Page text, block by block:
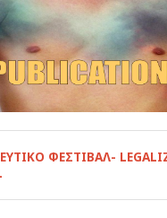
ΦΕΣΤΙΒΑΛ-